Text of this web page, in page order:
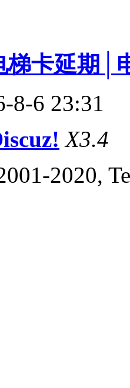
梯卡延期│
8-6 23:31
X3.4
2020,